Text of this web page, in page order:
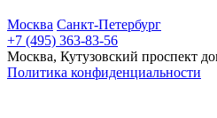
Москва Санкт-Петербург
+7 (495) 363-83-56
Москва, Кутузовский проспект
Политика конфиденциальности